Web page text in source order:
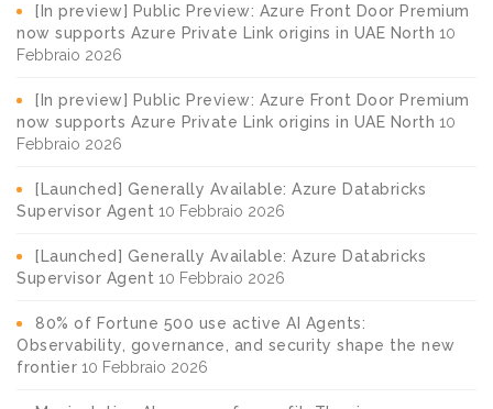
[In preview] Public Preview: Azure Front Door Premium
now supports Azure Private Link origins in UAE North 10
Febbraio 2026
[In preview] Public Preview: Azure Front Door Premium
now supports Azure Private Link origins in UAE North 10
Febbraio 2026
[Launched] Generally Available: Azure Databricks
Supervisor Agent 10 Febbraio 2026
[Launched] Generally Available: Azure Databricks
Supervisor Agent 10 Febbraio 2026
80% of Fortune 500 use active AI Agents:
Observability, governance, and security shape the new
frontier 10 Febbraio 2026